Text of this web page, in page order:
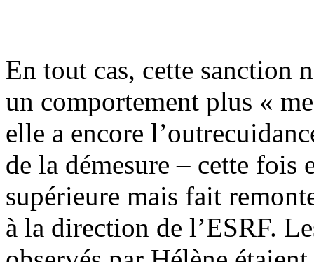
En tout cas, cette sanction
un comportement plus «
elle a encore
de la démesure – cette fois
supérieure mais fait
à la direction de l’ESRF.